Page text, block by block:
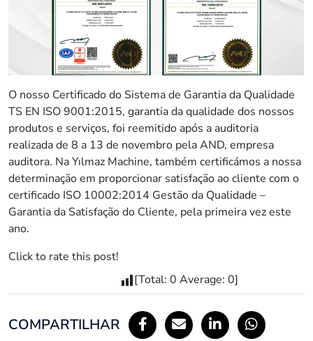
O nosso Certificado do Sistema de Garantia da Qualidade
TS EN ISO 9001:2015, garantia da qualidade dos nossos
produtos e serviços, foi reemitido após a auditoria
realizada de 8 a 13 de novembro pela AND, empresa
auditora. Na Yılmaz Machine, também certificámos a nossa
determinação em proporcionar satisfação ao cliente com o
certificado ISO 10002:2014 Gestão da Qualidade –
Garantia da Satisfação do Cliente, pela primeira vez este
ano.
Click to rate this post!
[Total: 0 Average: 0]
COMPARTILHAR